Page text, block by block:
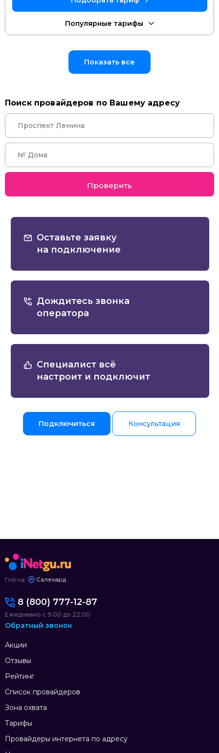
Показать все
Поиск провайдеров по Вашему адресу
Проверить
Оставьте заявку
на подключение
Дождитесь звонка
оператора
Специалист всё
настроит и подключит
Подключиться Консультация
Город: Салехард
Акции
Отзывы
Рейтинг
Список провайдеров
Зона охвата
Тарифы
Провайдеры интернета по адресу
8 (800) 777-12-87
Ежедневно с 9:00 до 22:00
Обратный звонок